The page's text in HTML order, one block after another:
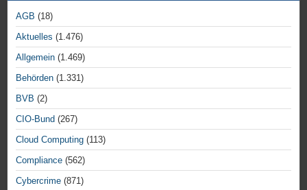
AGB (18)
Aktuelles (1.476)
Allgemein (1.469)
Behörden (1.331)
BVB (2)
CIO-Bund (267)
Cloud Computing (113)
Compliance (562)
Cybercrime (871)